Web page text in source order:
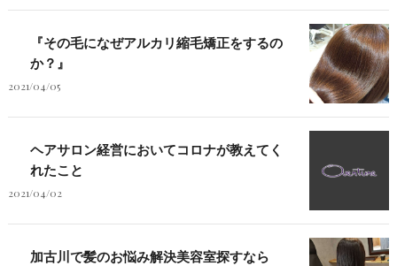
『その毛になぜアルカリ縮毛矯正をするの
か？』
2021/04/05
ヘアサロン経営においてコロナが教えてく
れたこと
2021/04/02
加古川で髪のお悩み解決美容室探すなら